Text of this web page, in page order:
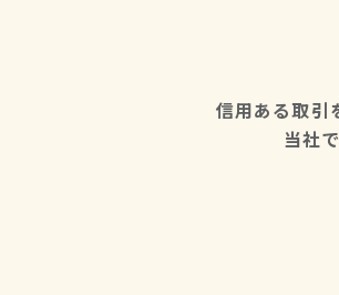
信用ある取引
当社